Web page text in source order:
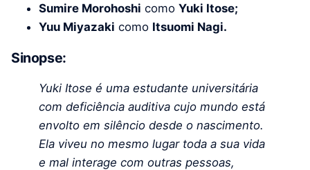
Sumire Morohoshi como Yuki Itose;
Yuu Miyazaki como Itsuomi Nagi.
Sinopse:
Yuki Itose é uma estudante universitária
com deficiência auditiva cujo mundo está
envolto em silêncio desde o nascimento.
Ela viveu no mesmo lugar toda a sua vida
e mal interage com outras pessoas,